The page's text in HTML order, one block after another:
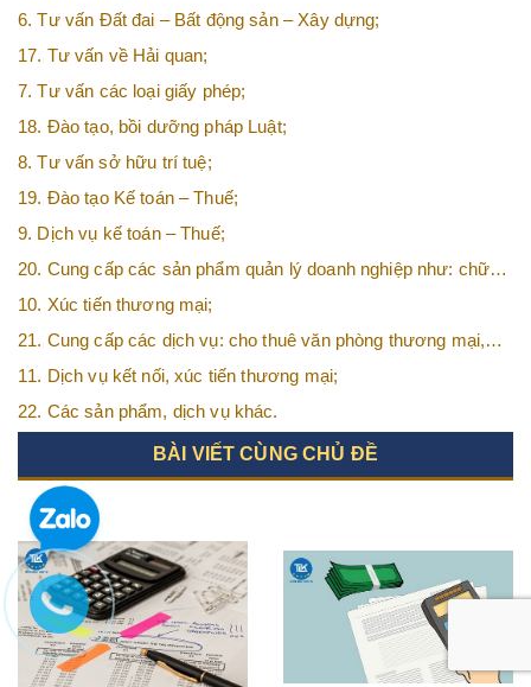
6. Tư vấn Đất đai – Bất động sản – Xây dựng;
17. Tư vấn về Hải quan;
7. Tư vấn các loại giấy phép;
18. Đào tạo, bồi dưỡng pháp Luật;
8. Tư vấn sở hữu trí tuệ;
19. Đào tạo Kế toán – Thuế;
9. Dịch vụ kế toán – Thuế;
20. Cung cấp các sản phẩm quản lý doanh nghiệp như: chữ
ký số, hóa đơn điện tử, BHXH,…vv
10. Xúc tiến thương mại;
21. Cung cấp các dịch vụ: cho thuê văn phòng thương mại,
văn phòng ảo, văn phòng chia sẻ…vv
11. Dịch vụ kết nối, xúc tiến thương mại;
22. Các sản phẩm, dịch vụ khác.
BÀI VIẾT CÙNG CHỦ ĐỀ